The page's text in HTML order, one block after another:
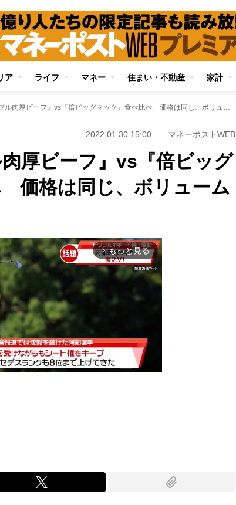
ア ライフ マネー 住まい・不動産 家計
マックの『ダブル肉厚ビーフ』vs『倍ビッグマック』食べ比べ 価格は同じ、ボリュームは？
2022.01.30 15:00 マネーポストWEB
厚ビーフ』vs『倍ビッグ
価格は同じ、ボリューム
arrow_forward_ios もっと見る